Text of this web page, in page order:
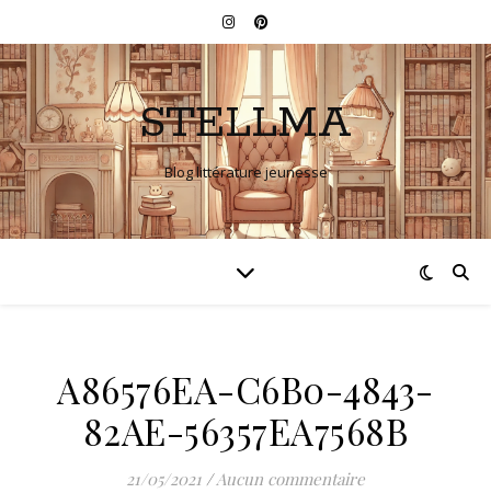
STELLMA
Blog littérature jeunesse
A86576EA-C6B0-4843-
82AE-56357EA7568B
21/05/2021 /Aucun commentaire